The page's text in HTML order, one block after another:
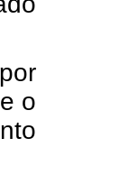
o